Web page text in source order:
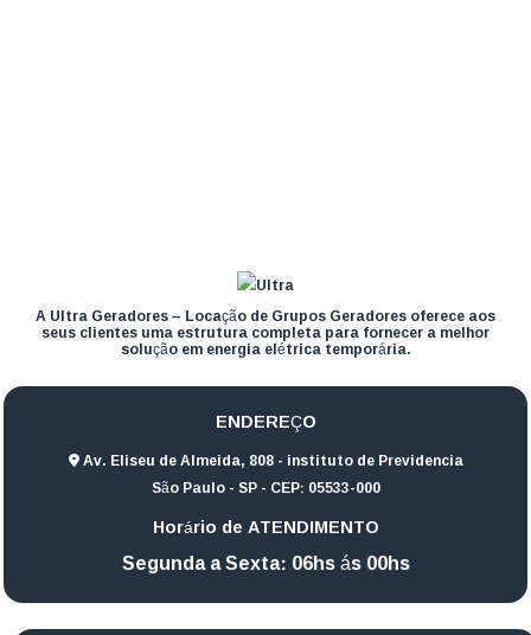
A Ultra Geradores – Locação de Grupos Geradores oferece aos
seus clientes uma estrutura completa para fornecer a melhor
solução em energia elétrica temporária.
ENDEREÇO
Av. Eliseu de Almeida, 808 - instituto de Previdencia
São Paulo - SP - CEP: 05533-000
Horário de ATENDIMENTO
Segunda a Sexta: 06hs ás 00hs